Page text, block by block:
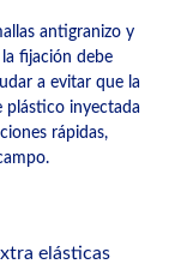
antigranizo y
fijación debe
a evitar que la
plástico inyectada
rápidas,
elásticas